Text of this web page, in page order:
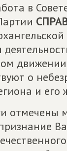
в
движении
о
и его
отмечены